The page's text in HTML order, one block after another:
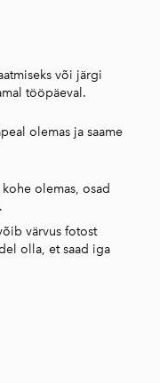
või järgi
tööpäeval.
olemas ja saame
olemas, osad
värvus fotost
olla, et saad iga